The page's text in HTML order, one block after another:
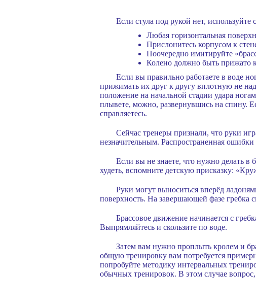
Если стула под рукой нет, используйте
Любая горизонтальная
Прислонитесь корпусом к
Поочередно имитируйте
Колено должно быть прижато к
Если вы правильно работаете в воде
прижимать их друг к другу вплотную не
положение на начальной стадии удара
плывете, можно, развернувшись на спину.
справляетесь.
Сейчас тренеры признали, что руки
незначительным. Распространенная
Если вы не знаете, что нужно делать в
худеть, вспомните детскую присказку:
Руки могут выноситься вперёд
поверхность. На завершающей фазе гребка
Брассовое движение начинается с
Выпрямляйтесь и скользите по воде.
Затем вам нужно проплыть кролем и
общую тренировку вам потребуется
попробуйте методику интервальных
обычных тренировок. В этом случае